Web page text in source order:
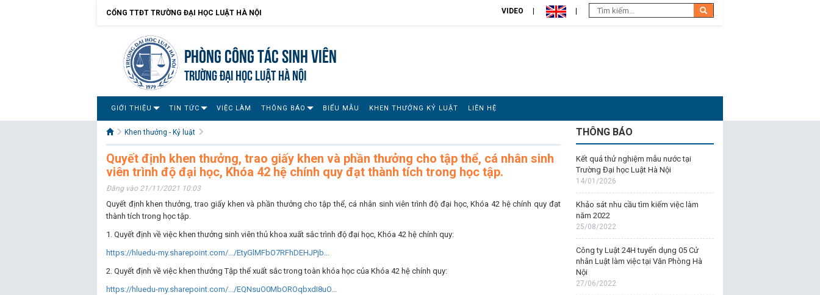
CỔNG TTĐT TRƯỜNG ĐẠI HỌC LUẬT HÀ NỘI VIDEO
Phòng Công tác sinh viên
TRƯỜNG ĐẠI HỌC LUẬT HÀ NỘI
GIỚI THIỆU TIN TỨC VIỆC LÀM THÔNG BÁO BIỂU MẪU KHEN THƯỞNG KỶ LUẬT LIÊN HỆ
Khen thưởng - Kỷ luật
Quyết định khen thưởng, trao giấy khen và phần thưởng cho tập thể, cá nhân sinh
viên trình độ đại học, Khóa 42 hệ chính quy đạt thành tích trong học tập.
Đăng vào 21/11/2021 10:03
Quyết định khen thưởng, trao giấy khen và phần thưởng cho tập thể, cá nhân sinh viên trình độ đại học, Khóa 42 hệ chính quy đạt
thành tích trong học tập.
1. Quyết định về việc khen thưởng sinh viên thủ khoa xuất sắc trình độ đại học, Khóa 42 hệ chính quy:
https://hluedu-my.sharepoint.com/.../EtyGlMFbO7RFhDEHJPjb...
2. Quyết định về việc khen thưởng Tập thể xuất sắc trong toàn khóa học của Khóa 42 hệ chính quy:
https://hluedu-my.sharepoint.com/.../EQNsuO0MbOROqbxdI8uO...
THÔNG BÁO
Kết quả thử nghiệm mẫu nước tại
Trường Đại học Luật Hà Nội
14/01/2026
Khảo sát nhu cầu tìm kiếm việc làm
năm 2022
25/08/2022
Công ty Luật 24H tuyển dụng 05 Cử
nhân Luật làm việc tại Văn Phòng Hà
Nội
27/06/2022